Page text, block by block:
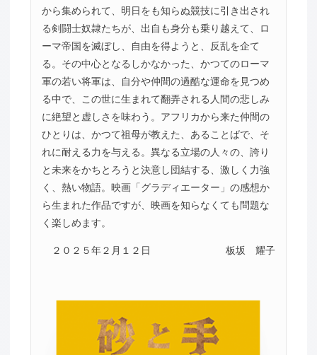
から集められて、明日をも知らぬ競技に引き出され
る剣闘士奴隷たちが、出自も身分も乗り越えて、ロ
ーマ帝国を滅ぼし、自由を得ようと、反乱を企て
る。その中心となるしかなかった、かつてのローマ
軍の若い将軍は、自分や仲間の過酷な運命を見つめ
る中で、この世に生まれて翻弄される人間の悲しみ
に絶望と虚しさを味わう。アフリカから来た仲間の
ひとりは、かつて祖母が教えた、あることばで、そ
れに耐える力を与える。異なる立場の人々の、誇り
と未来をかちとろうと決意し団結する、激しく力強
く、熱い物語。映画「グラディエーター」の感想か
ら生まれた作品ですが、映画を知らなくても問題な
く楽しめます。
２０２５年２月１２日 板坂 耀子